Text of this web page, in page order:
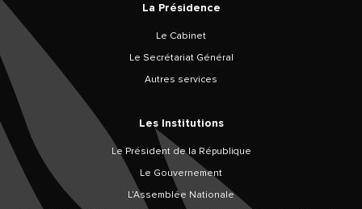
La Présidence
Le Cabinet
Le Secrétariat Général
Autres services
Les Institutions
Le Président de la République
Le Gouvernement
L’Assemblée Nationale